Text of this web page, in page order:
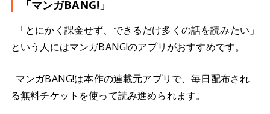
「マンガBANG!」
「とにかく課金せず、できるだけ多くの話を読みたい」
という人にはマンガBANG!のアプリがおすすめです。
マンガBANG!は本作の連載元アプリで、毎日配布され
る無料チケットを使って読み進められます。